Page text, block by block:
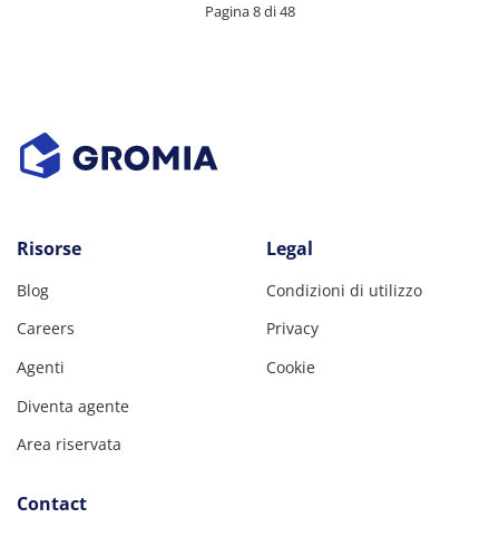
Pagina 8 di 48
Risorse
Blog
Careers
Agenti
Diventa agente
Area riservata
Legal
Condizioni di utilizzo
Privacy
Cookie
Contact